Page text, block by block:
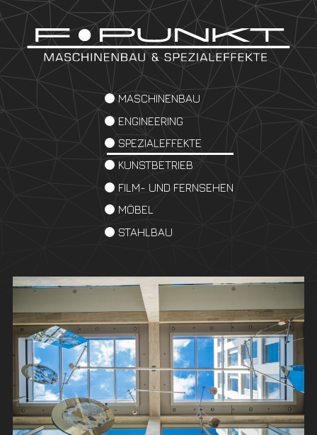
MASCHINENBAU
ENGINEERING
SPEZIALEFFEKTE
KUNSTBETRIEB
FILM- UND FERNSEHEN
MÖBEL
STAHLBAU